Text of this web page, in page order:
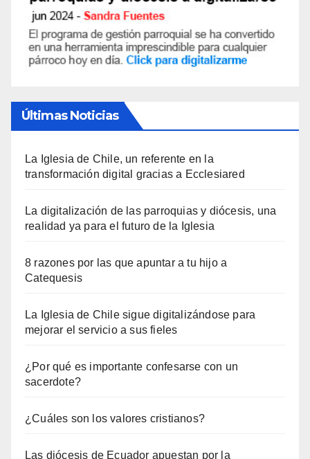
Últimas Noticias
La Iglesia de Chile, un referente en la
transformación digital gracias a Ecclesiared
La digitalización de las parroquias y diócesis, una
realidad ya para el futuro de la Iglesia
8 razones por las que apuntar a tu hijo a
Catequesis
La Iglesia de Chile sigue digitalizándose para
mejorar el servicio a sus fieles
¿Por qué es importante confesarse con un
sacerdote?
¿Cuáles son los valores cristianos?
Las diócesis de Ecuador apuestan por la